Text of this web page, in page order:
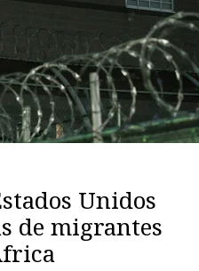
Unidos
de migrantes